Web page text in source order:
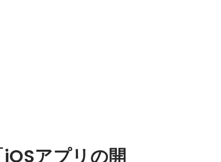
アプリの開